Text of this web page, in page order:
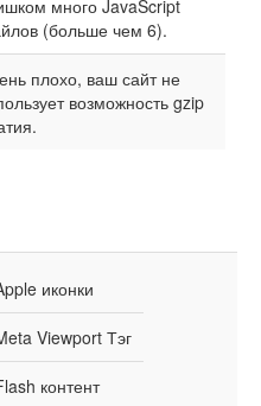
много JavaScript
(больше чем 6).
плохо, ваш сайт не
возможность gzip
иконки
Viewport Тэг
контент